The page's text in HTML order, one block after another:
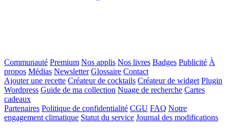
Communauté Premium Nos applis Nos livres Badges Publicité À
propos Médias Newsletter Glossaire Contact
Ajouter une recette Créateur de cocktails Créateur de widget Plugin
Wordpress Guide de ma collection Nuage de recherche Cartes
cadeaux
Partenaires Politique de confidentialité CGU FAQ Notre
engagement climatique Statut du service Journal des modifications